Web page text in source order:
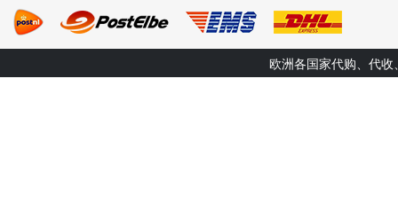
欧洲各国家代购、代